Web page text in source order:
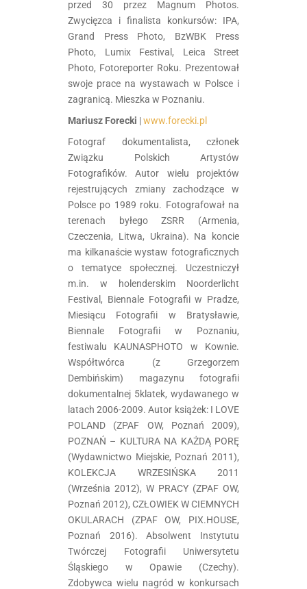
przed 30 przez Magnum Photos.
Zwycięzca i finalista konkursów: IPA,
Grand Press Photo, BzWBK Press
Photo, Lumix Festival, Leica Street
Photo, Fotoreporter Roku. Prezentował
swoje prace na wystawach w Polsce i
zagranicą. Mieszka w Poznaniu.
Mariusz Forecki |www.forecki.pl
Fotograf dokumentalista, członek
Związku Polskich Artystów
Fotografików. Autor wielu projektów
rejestrujących zmiany zachodzące w
Polsce po 1989 roku. Fotografował na
terenach byłego ZSRR (Armenia,
Czeczenia, Litwa, Ukraina). Na koncie
ma kilkanaście wystaw fotograficznych
o tematyce społecznej. Uczestniczył
m.in. w holenderskim Noorderlicht
Festival, Biennale Fotografii w Pradze,
Miesiącu Fotografii w Bratysławie,
Biennale Fotografii w Poznaniu,
festiwalu KAUNASPHOTO w Kownie.
Współtwórca (z Grzegorzem
Dembińskim) magazynu fotografii
dokumentalnej 5klatek, wydawanego w
latach 2006-2009. Autor książek: I LOVE
POLAND (ZPAF OW, Poznań 2009),
POZNAŃ – KULTURA NA KAŻDĄ PORĘ
(Wydawnictwo Miejskie, Poznań 2011),
KOLEKCJA WRZESIŃSKA 2011
(Września 2012), W PRACY (ZPAF OW,
Poznań 2012), CZŁOWIEK W CIEMNYCH
OKULARACH (ZPAF OW, PIX.HOUSE,
Poznań 2016). Absolwent Instytutu
Twórczej Fotografii Uniwersytetu
Śląskiego w Opawie (Czechy).
Zdobywca wielu nagród w konkursach